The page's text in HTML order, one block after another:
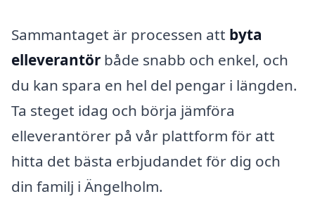
Sammantaget är processen att byta
elleverantör både snabb och enkel, och
du kan spara en hel del pengar i längden.
Ta steget idag och börja jämföra
elleverantörer på vår plattform för att
hitta det bästa erbjudandet för dig och
din familj i Ängelholm.